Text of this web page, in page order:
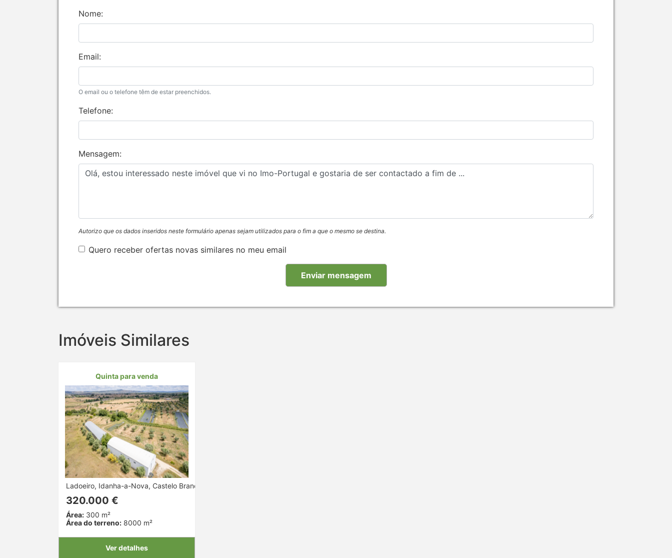
Nome:
Email:
O email ou o telefone têm de estar preenchidos.
Telefone:
Mensagem:
Autorizo que os dados inseridos neste formulário apenas sejam utilizados para o fim a que o mesmo se destina.
Quero receber ofertas novas similares no meu email
Imóveis Similares
Quinta para venda
Ladoeiro, Idanha-a-Nova, Castelo Branco
320.000 €
Área: 300 m²
Área do terreno: 8000 m²
Ver detalhes